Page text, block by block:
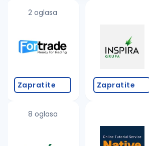
2 oglasa
Zapratite
8 oglasa
Zapratite